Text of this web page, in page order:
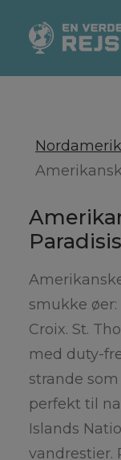
REJSETIPS
TEMAER
SEARCH
smukke øer:
Croix. St.
med duty-
strande som
perfekt til
Islands
vandrestier.